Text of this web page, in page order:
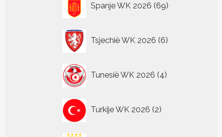
Spanje WK 2026 69
producten
Tsjechië WK 2026 6
producten
Tunesië WK 2026 4
producten
Turkije WK 2026 2
producten